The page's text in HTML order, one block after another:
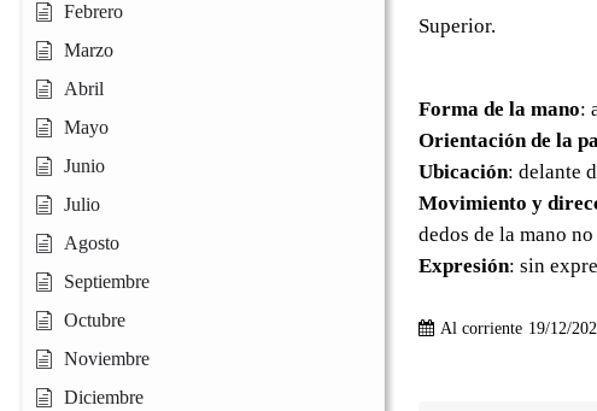
Febrero
Marzo
Abril
Mayo
Junio
Julio
Agosto
Septiembre
Octubre
Noviembre
Diciembre
Superior.
Forma de la mano:
Orientación de la
Ubicación: delante
Movimiento y
dedos de la mano
Expresión: sin
Al corriente 19/12/